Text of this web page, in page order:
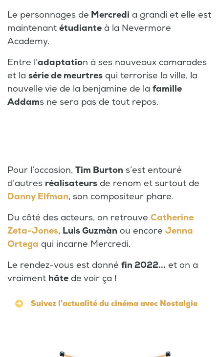
Le personnages de Mercredi a grandi et elle est
maintenant étudiante à la Nevermore
Academy.
Entre l’adaptation à ses nouveaux camarades
et la série de meurtres qui terrorise la ville, la
nouvelle vie de la benjamine de la famille
Addams ne sera pas de tout repos.
Pour l’occasion, Tim Burton s’est entouré
d’autres réalisateurs de renom et surtout de
Danny Elfman, son compositeur phare.
Du côté des acteurs, on retrouve Catherine
Zeta-Jones, Luis Guzmàn ou encore Jenna
Ortega qui incarne Mercredi.
Le rendez-vous est donné fin 2022... et on a
vraiment hâte de voir ça !
Suivez l'actualité du cinéma avec Nostalgie